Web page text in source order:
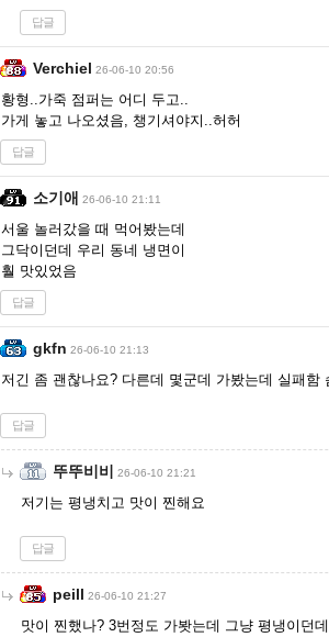
답글
Verchiel 26-06-10 20:56
황형..가죽 점퍼는 어디 두고..
가게 놓고 나오셨음, 챙기셔야지..허허
답글
소기애 26-06-10 21:11
서울 놀러갔을 때 먹어봤는데
그닥이던데 우리 동네 냉면이
훨 맛있었음
답글
gkfn 26-06-10 21:13
저긴 좀 괜찮나요? 다른데 몇군데 가봤는데 실패함
답글
뚜뚜비비 26-06-10 21:21
저기는 평냉치고 맛이 찐해요
답글
peill 26-06-10 21:27
맛이 찐했나? 3번정도 가봣는데 그냥 평냉이던데